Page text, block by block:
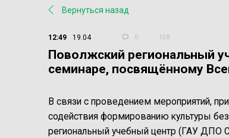
Вернуться назад
12:49 19.04 0 158
Поволжский региональный
семинаре, посвящённому
В связи с проведением мероприятий,
содействия формированию культуры
региональный учебный центр (ГАУ ДПО